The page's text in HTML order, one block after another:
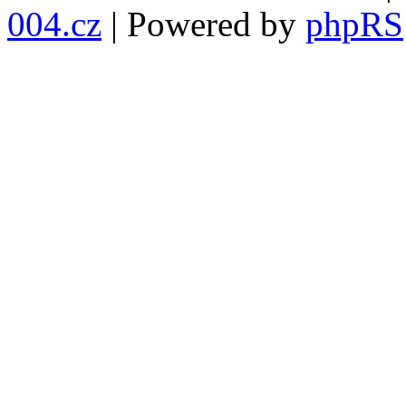
004.cz | Powered by phpRS